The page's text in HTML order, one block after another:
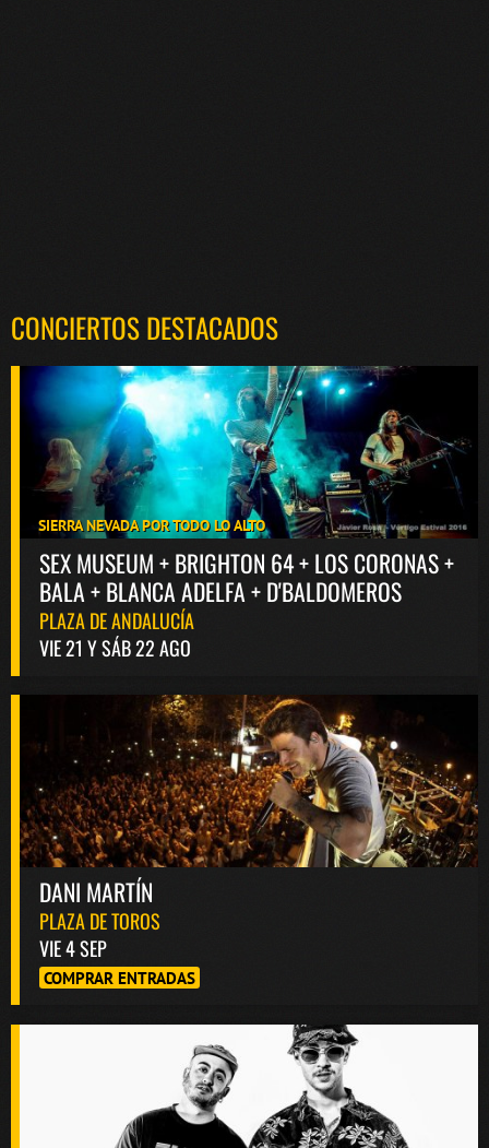
CONCIERTOS DESTACADOS
SIERRA NEVADA POR TODO LO ALTO
SEX MUSEUM + BRIGHTON 64 + LOS CORONAS +
BALA + BLANCA ADELFA + D'BALDOMEROS
PLAZA DE ANDALUCÍA
VIE 21 Y SÁB 22 AGO
DANI MARTÍN
PLAZA DE TOROS
VIE 4 SEP
COMPRAR ENTRADAS